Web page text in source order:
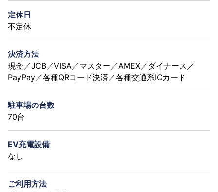
定休日
不定休
決済方法
現金／JCB／VISA／マスター／AMEX／ダイナース／
PayPay／各種QRコード決済／各種交通系ICカード
駐車場の台数
70台
EV充電設備
なし
ご利用方法